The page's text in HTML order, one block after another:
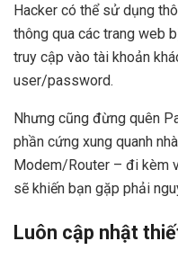
Hacker có thể sử dụng
thông qua các trang web
truy cập vào tài khoản
user/password.
Nhưng cũng đừng quên
phần cứng xung quanh
Modem/Router – đi kèm
sẽ khiến bạn gặp phải
Luôn cập nhật